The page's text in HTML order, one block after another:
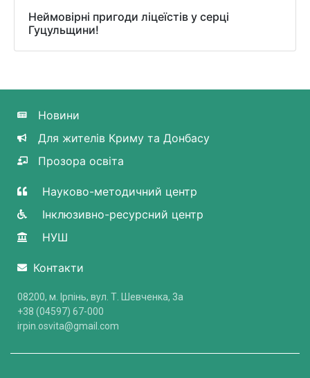
Неймовірні пригоди ліцеїстів у серці
Гуцульщини!
Новини
Для жителів Криму та Донбасу
Прозора освіта
Науково-методичний центр
Інклюзивно-ресурсний центр
НУШ
Контакти
08200, м. Ірпінь, вул. Т. Шевченка, 3a
+38 (04597) 67-000
irpin.osvita@gmail.com